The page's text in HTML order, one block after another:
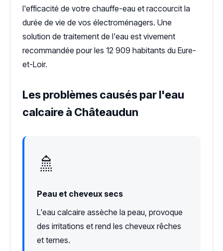
l'efficacité de votre chauffe-eau et raccourcit la
durée de vie de vos électroménagers. Une
solution de traitement de l'eau est vivement
recommandée pour les 12 909 habitants du Eure-
et-Loir.
Les problèmes causés par l'eau
calcaire à Châteaudun
🚿
Peau et cheveux secs
L'eau calcaire assèche la peau, provoque
des irritations et rend les cheveux rêches
et ternes.